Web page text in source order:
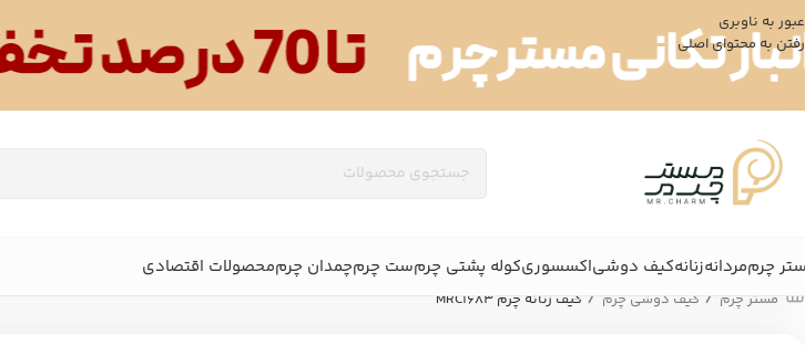
عبور به ناوبری
رفتن به محتوای اصلی
چرممردانهزنانهکیف دوشیاکسسوریکوله پشتی چرمست چرمچمدان چرممحصولات اقتصادی
مستر چرم / کیف دوشی چرم / کیف زنانه چرم MRC1683